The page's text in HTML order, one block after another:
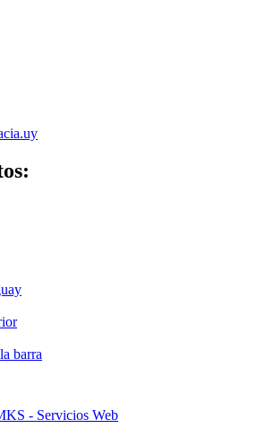
barra
- Servicios Web